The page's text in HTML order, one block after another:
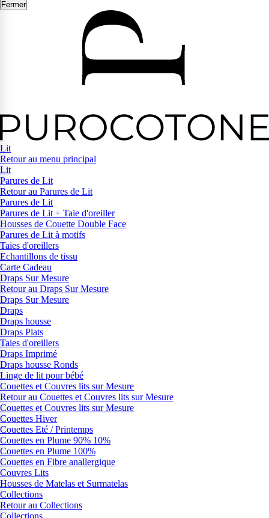
Fermer
Lit
Retour au menu principal
Lit
Parures de Lit
Retour au Parures de Lit
Parures de Lit
Parures de Lit + Taie d'oreiller
Housses de Couette Double Face
Parures de Lit à motifs
Taies d'oreillers
Echantillons de tissu
Carte Cadeau
Draps Sur Mesure
Retour au Draps Sur Mesure
Draps Sur Mesure
Draps
Draps housse
Draps Plats
Taies d'oreillers
Draps Imprimé
Draps housse Ronds
Linge de lit pour bébé
Couettes et Couvres lits sur Mesure
Retour au Couettes et Couvres lits sur Mesure
Couettes et Couvres lits sur Mesure
Couettes Hiver
Couettes Eté / Printemps
Couettes en Plume 90% 10%
Couettes en Plume 100%
Couettes en Fibre anallergique
Couvres Lits
Housses de Matelas et Surmatelas
Collections
Retour au Collections